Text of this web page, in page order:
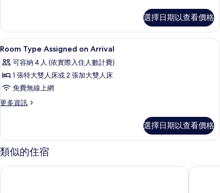
相
片
Suite
King
的
情
選擇日期以查看價格
顯
示
Room
Type
Assigned
on
所
有
相
Room Type Assigned on Arrival | 高
4
Room Type Assigned on Arrival
可容納 4 人 (依實際入住人數計費)
1 張特大雙人床或 2 張加大雙人床
免費無線上網
更多資訊
更
Assigned
on
Arrival
詳
選擇日期以查看價格
類似的住宿
好萊塢星球賭場度假村 神劍飯